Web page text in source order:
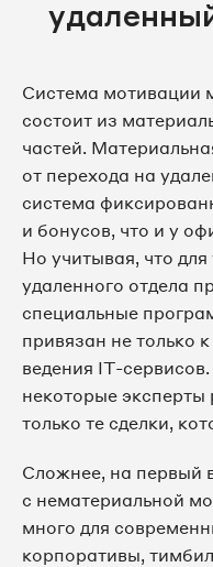
Система мотивации
состоит из
частей.
от перехода на
система
и бонусов, что и у
Но учитывая, что
удаленного отдела
специальные
привязан не только
ведения IT-
некоторые
только те сделки,
Сложнее, на первый
с нематериальной
много для
корпоративы,